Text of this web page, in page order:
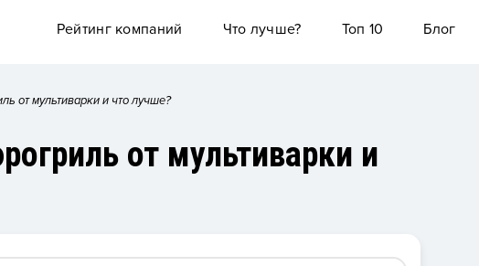
Рейтинг компаний Что лучше? Топ 10 Блог
от мультиварки и что лучше?
от мультиварки и